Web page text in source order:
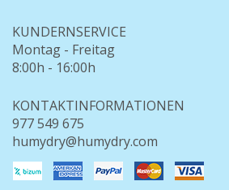
KUNDERNSERVICE
Montag - Freitag
8:00h - 16:00h
KONTAKTINFORMATIONEN
977 549 675
humydry@humydry.com